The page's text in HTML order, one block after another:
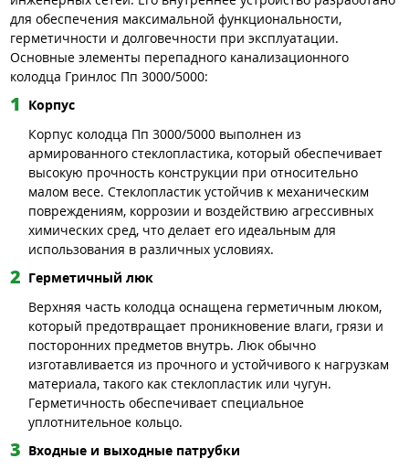
для обеспечения максимальной функциональности,
герметичности и долговечности при эксплуатации.
Основные элементы перепадного канализационного
колодца Гринлос Пп 3000/5000:
Корпус
Корпус колодца Пп 3000/5000 выполнен из
армированного стеклопластика, который обеспечивает
высокую прочность конструкции при относительно
малом весе. Стеклопластик устойчив к механическим
повреждениям, коррозии и воздействию агрессивных
химических сред, что делает его идеальным для
использования в различных условиях.
Герметичный люк
Верхняя часть колодца оснащена герметичным люком,
который предотвращает проникновение влаги, грязи и
посторонних предметов внутрь. Люк обычно
изготавливается из прочного и устойчивого к нагрузкам
материала, такого как стеклопластик или чугун.
Герметичность обеспечивает специальное
уплотнительное кольцо.
Входные и выходные патрубки